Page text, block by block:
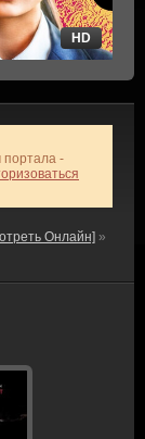
HD
портала -
Онлайн] »